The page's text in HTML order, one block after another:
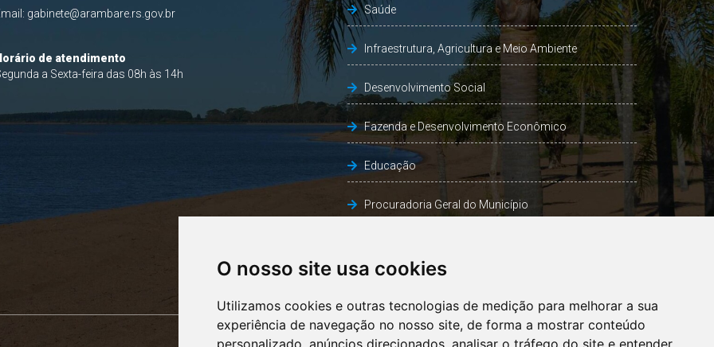
O nosso site usa cookies
Utilizamos cookies e outras tecnologias de medição para melhorar a sua
experiência de navegação no nosso site, de forma a mostrar conteúdo
personalizado, anúncios direcionados, analisar o tráfego do site e entender
gabinete@arambare.rs.gov.br
de atendimento
a Sexta-feira das 08h às 14h
Saúde
Infraestrutura, Agricultura e Meio Ambiente
Desenvolvimento Social
Fazenda e Desenvolvimento Econômico
Educação
Procuradoria Geral do Município